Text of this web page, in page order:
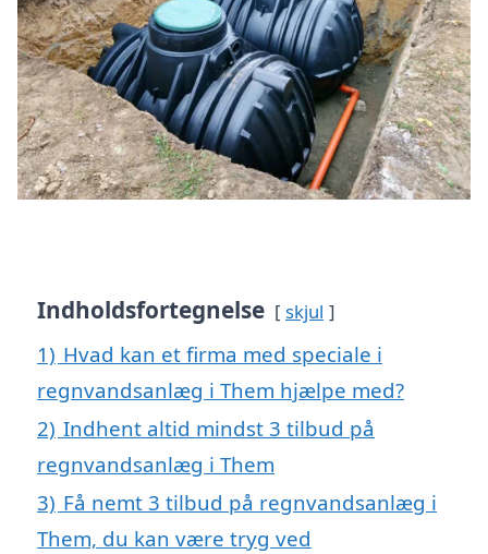
Indholdsfortegnelse skjul
1) Hvad kan et firma med speciale i
regnvandsanlæg i Them hjælpe med?
2) Indhent altid mindst 3 tilbud på
regnvandsanlæg i Them
3) Få nemt 3 tilbud på regnvandsanlæg i
Them, du kan være tryg ved